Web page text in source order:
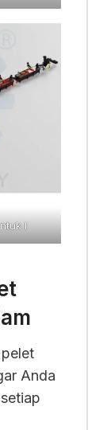
I
Anda